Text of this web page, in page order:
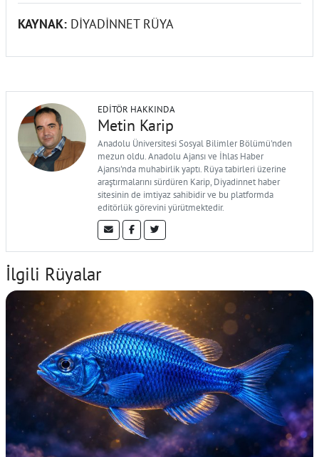
KAYNAK: DİYADİNNET RÜYA
EDITÖR HAKKINDA
Metin Karip
Anadolu Üniversitesi Sosyal Bilimler Bölümü'nden
mezun oldu. Anadolu Ajansı ve İhlas Haber
Ajansı'nda muhabirlik yaptı. Rüya tabirleri üzerine
araştırmalarını sürdüren Karip, Diyadinnet haber
sitesinin de imtiyaz sahibidir ve bu platformda
editörlük görevini yürütmektedir.
İlgili Rüyalar